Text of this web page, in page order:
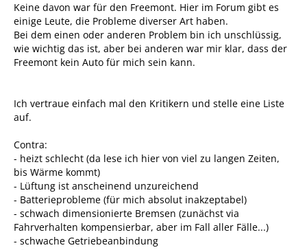
Keine davon war für den Freemont. Hier im Forum gibt es
einige Leute, die Probleme diverser Art haben.
Bei dem einen oder anderen Problem bin ich unschlüssig,
wie wichtig das ist, aber bei anderen war mir klar, dass der
Freemont kein Auto für mich sein kann.
Ich vertraue einfach mal den Kritikern und stelle eine Liste
auf.
Contra:
- heizt schlecht (da lese ich hier von viel zu langen Zeiten,
bis Wärme kommt)
- Lüftung ist anscheinend unzureichend
- Batterieprobleme (für mich absolut inakzeptabel)
- schwach dimensionierte Bremsen (zunächst via
Fahrverhalten kompensierbar, aber im Fall aller Fälle...)
- schwache Getriebeanbindung